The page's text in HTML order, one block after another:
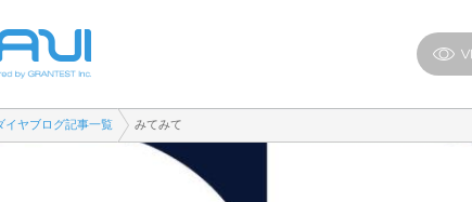
イヤブログ記事一覧 みてみて